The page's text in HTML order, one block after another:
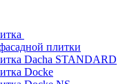
плитки
Dacha STANDARD
Docke